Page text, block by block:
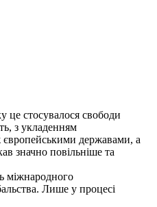
це стосувалося свободи
з укладенням
європейськими державами, а
значно повільніше та
міжнародного
Лише у процесі